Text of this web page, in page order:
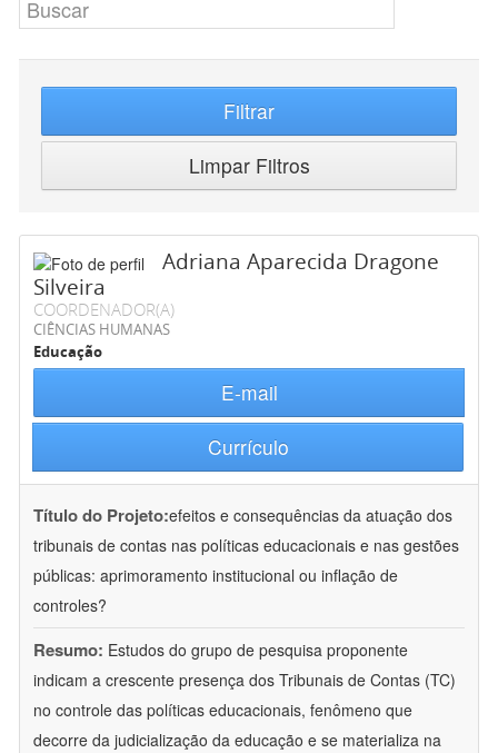
Filtrar
Limpar Filtros
Adriana Aparecida Dragone
Silveira
COORDENADOR(A)
CIÊNCIAS HUMANAS
Educação
E-mail
Currículo
Título do Projeto:efeitos e consequências da atuação dos
tribunais de contas nas políticas educacionais e nas gestões
públicas: aprimoramento institucional ou inflação de
controles?
Resumo: Estudos do grupo de pesquisa proponente
indicam a crescente presença dos Tribunais de Contas (TC)
no controle das políticas educacionais, fenômeno que
decorre da judicialização da educação e se materializa na